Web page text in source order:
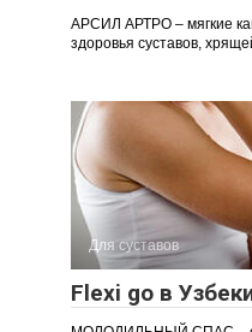
АРСИЛ АРТРО – мягкие
здоровья суставов,
Для суставов
Flexi go в